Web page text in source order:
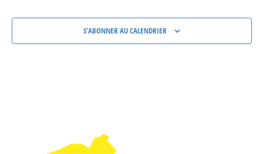
S’ABONNER AU CALENDRIER